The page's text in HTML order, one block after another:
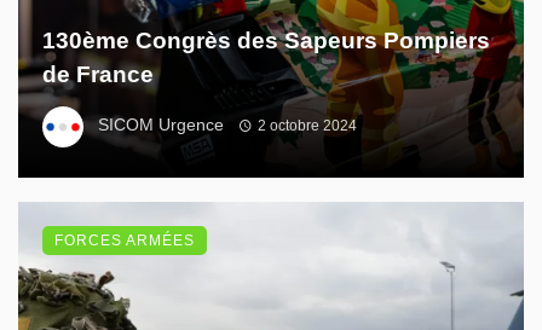
130ème Congrès des Sapeurs Pompiers
de France
SICOM Urgence 2 octobre 2024
FORCES ARMÉES